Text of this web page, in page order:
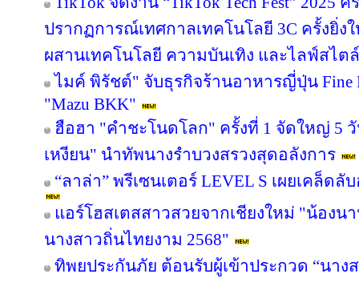
ปรากฏการณ์เทศกาลเทคโนโลยี 3C ครั้งยิ่
ผสานเทคโนโลยี ความบันเทิง และไลฟ์สไต
ไมค์ พิรัชต์" จับธุรกิจร้านอาหารญี่ปุ่น Fine
"Mazu BKK"
ฮือฮา "คำชะโนดโลก" ครั้งที่ 1 จัดใหญ่ 5
เหงียน" นำทัพนางรำบวงสรวงสุดอลังการ
“ลาล่า” พรีเซนเตอร์ LEVEL S เผยเคล็
แอร์โฮสเตสสาวสวยจากเชียงใหม่ "น้องน
นางสาวถิ่นไทยงาม 2568"
ทิพยประกันภัย ต้อนรับผู้เข้าประกวด “นาง